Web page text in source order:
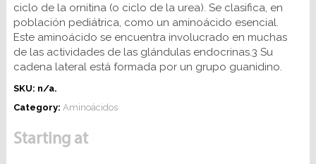
ciclo de la ornitina (o ciclo de la urea). Se clasifica, en
población pediátrica, como un aminoácido esencial.
Este aminoácido se encuentra involucrado en muchas
de las actividades de las glándulas endocrinas.3 Su
cadena lateral está formada por un grupo guanidino.
SKU: n/a.
Category: Aminoácidos
Starting at